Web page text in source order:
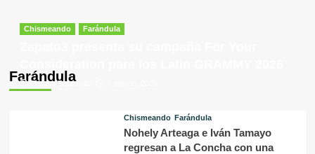
Farándula
Chismeando Farándula
Prensa Dateando
Chismeando Farándula
Nohely Arteaga e Iván Tamayo
regresan a La Concha con una